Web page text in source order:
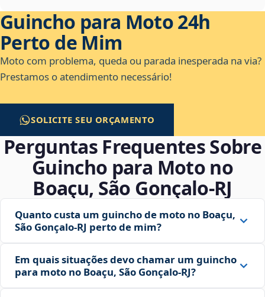
Guincho para Moto 24h
Perto de Mim
Moto com problema, queda ou parada inesperada na via?
Prestamos o atendimento necessário!
SOLICITE SEU ORÇAMENTO
Perguntas Frequentes Sobre
Guincho para Moto no
Boaçu, São Gonçalo‑RJ
Quanto custa um guincho de moto no Boaçu,
São Gonçalo‑RJ perto de mim?
Em quais situações devo chamar um guincho
para moto no Boaçu, São Gonçalo‑RJ?